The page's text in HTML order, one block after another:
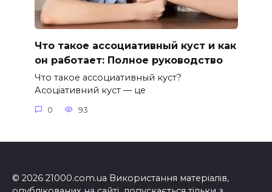
Что такое ассоциативный куст и как
он работает: Полное руководство
Что такое ассоциативный куст?
Асоціативний куст — це
0 93
© 2026 21000.com.ua Використання матеріалів,